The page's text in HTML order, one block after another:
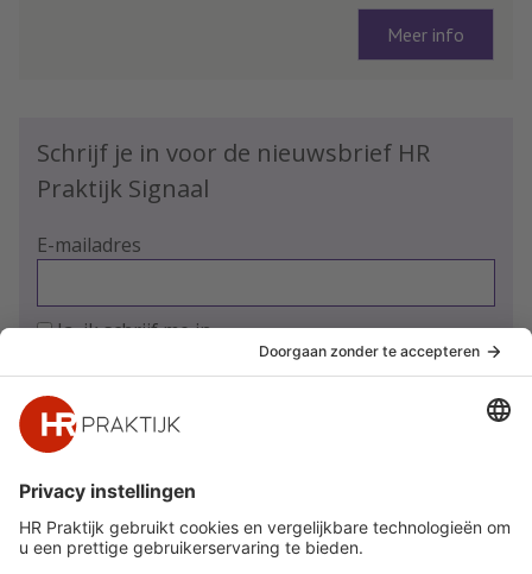
Meer info
Schrijf je in voor de nieuwsbrief HR
Praktijk Signaal
E-mailadres
Ja, ik schrijf me in
Snel naar Meer